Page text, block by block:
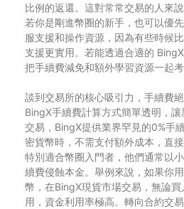
比例的返還。這對常常交易的人來
若你是剛進幣圈的新手，也可以優
服支援和操作資源，因為有些時候
支援更實用。若能透過合適的
把手續費減免和額外學習資源一起
談到交易所的核心吸引力，手續費
BingX手續費計算方式簡單透明，
交易，BingX提供業界罕見的0%手
密貨幣時，不需支付額外成本，直
特別適合幣圈入門者，他們通常以
續費侵蝕本金。舉例來說，如果你
幣，在BingX現貨市場交易，無論
用，資金利用率極高。轉向合約交